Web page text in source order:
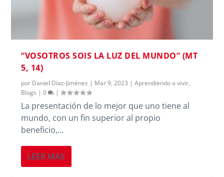
“VOSOTROS SOIS LA LUZ DEL MUNDO” (MT
5, 14)
por Daniel Díaz-Jiménez | Mar 9, 2023 |Aprendiendo a vivir,
Blogs |0 |
La presentación de lo mejor que uno tiene al
mundo, con un fin superior al propio
beneficio,...
LEER MÁS